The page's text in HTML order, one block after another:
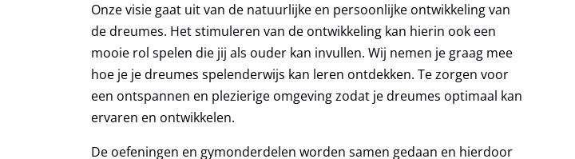
Onze visie gaat uit van de natuurlijke en persoonlijke ontwikkeling van
de dreumes. Het stimuleren van de ontwikkeling kan hierin ook een
mooie rol spelen die jij als ouder kan invullen. Wij nemen je graag mee
hoe je je dreumes spelenderwijs kan leren ontdekken. Te zorgen voor
een ontspannen en plezierige omgeving zodat je dreumes optimaal kan
ervaren en ontwikkelen.
De oefeningen en gymonderdelen worden samen gedaan en hierdoor